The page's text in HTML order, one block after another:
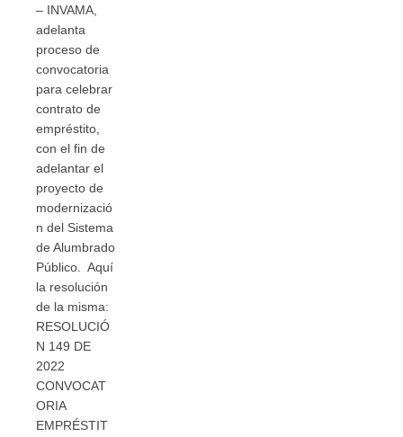
– INVAMA,
adelanta
proceso de
convocatoria
para celebrar
contrato de
empréstito,
con el fin de
adelantar el
proyecto de
modernizació
n del Sistema
de Alumbrado
Público. Aquí
la resolución
de la misma:
RESOLUCIÓ
N 149 DE
2022
CONVOCAT
ORIA
EMPRÉSTIT